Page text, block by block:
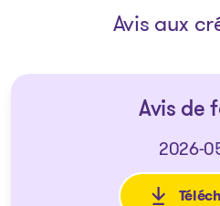
Avis aux
Avis de
2026-